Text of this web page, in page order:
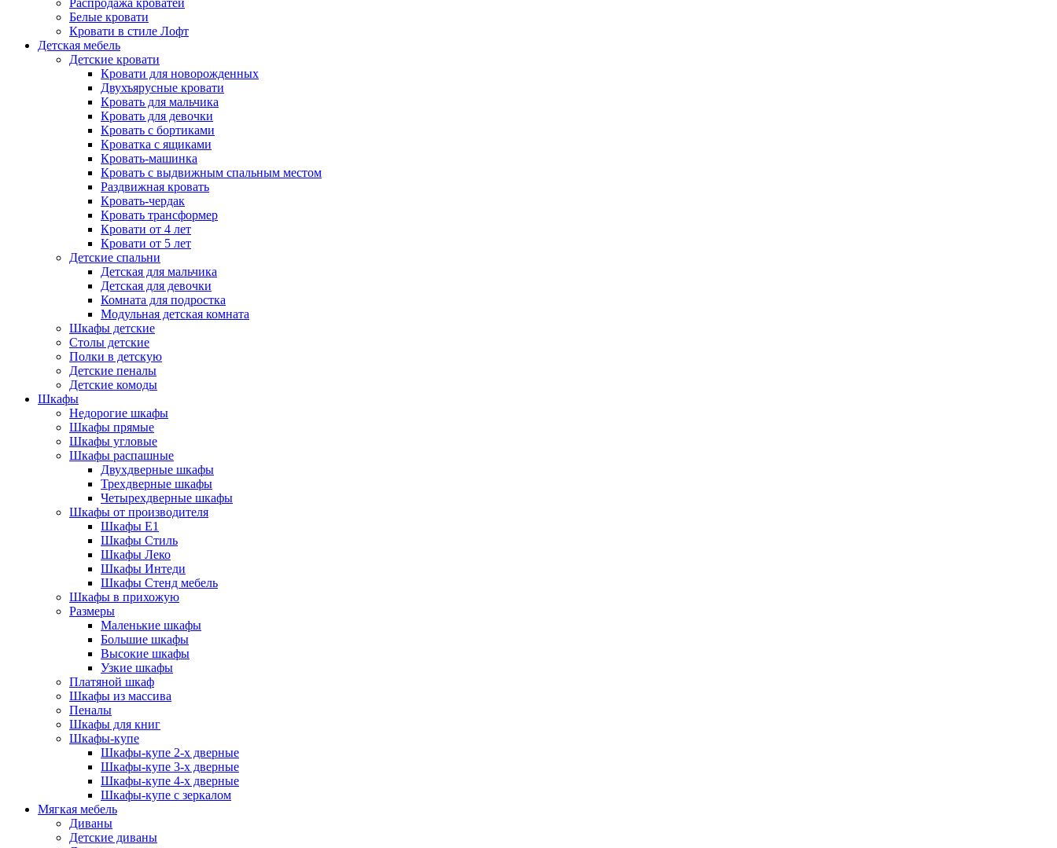
Распродажа кроватей
Белые кровати
Кровати в стиле Лофт
Детская мебель
Детские кровати
Кровати для новорожденных
Двухъярусные кровати
Кровать для мальчика
Кровать для девочки
Кровать с бортиками
Кроватка с ящиками
Кровать-машинка
Кровать с выдвижным спальным местом
Раздвижная кровать
Кровать-чердак
Кровать трансформер
Кровати от 4 лет
Кровати от 5 лет
Детские спальни
Детская для мальчика
Детская для девочки
Комната для подростка
Модульная детская комната
Шкафы детские
Столы детские
Полки в детскую
Детские пеналы
Детские комоды
Шкафы
Недорогие шкафы
Шкафы прямые
Шкафы угловые
Шкафы распашные
Двухдверные шкафы
Трехдверные шкафы
Четырехдверные шкафы
Шкафы от производителя
Шкафы E1
Шкафы Стиль
Шкафы Леко
Шкафы Интеди
Шкафы Стенд мебель
Шкафы в прихожую
Размеры
Маленькие шкафы
Большие шкафы
Высокие шкафы
Узкие шкафы
Платяной шкаф
Шкафы из массива
Пеналы
Шкафы для книг
Шкафы-купе
Шкафы-купе 2-х дверные
Шкафы-купе 3-х дверные
Шкафы-купе 4-х дверные
Шкафы-купе с зеркалом
Мягкая мебель
Диваны
Детские диваны